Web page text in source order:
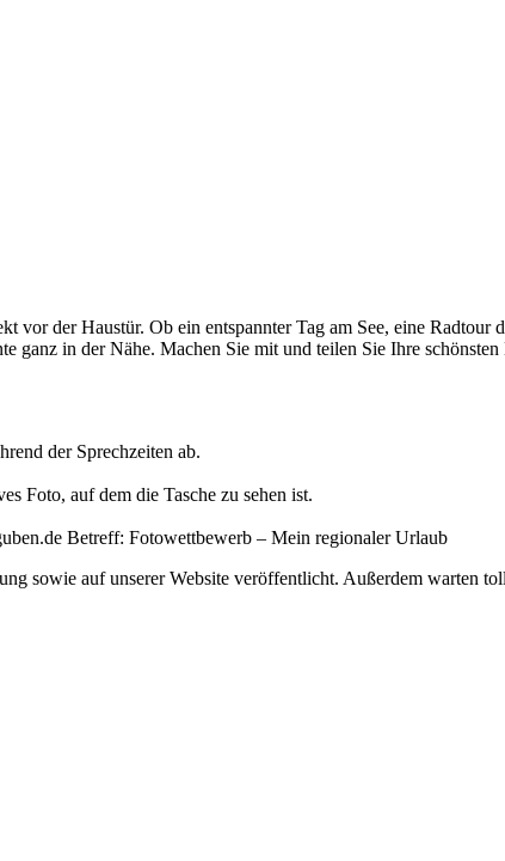
vor der Haustür. Ob ein entspannter Tag am See, eine
ganz in der Nähe. Machen Sie mit und teilen Sie Ihre
der Sprechzeiten ab.
Foto, auf dem die Tasche zu sehen ist.
Betreff: Fotowettbewerb – Mein regionaler Urlaub
sowie auf unserer Website veröffentlicht. Außerdem warten